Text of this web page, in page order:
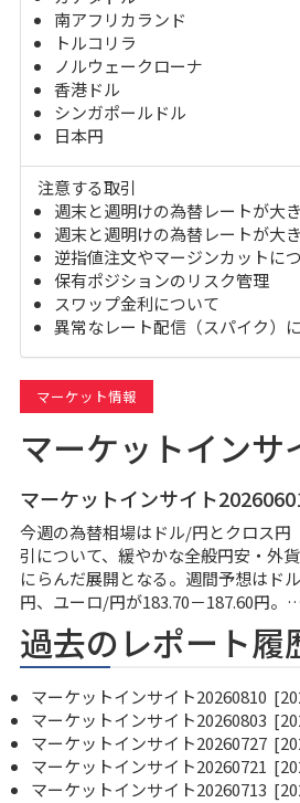
南アフリカランド
トルコリラ
ノルウェークローナ
香港ドル
シンガポールドル
日本円
注意する取引
週末と週明けの為替レートが大
週末と週明けの為替レートが大
逆指値注文やマージンカットに
保有ポジションのリスク管理
スワップ金利について
異常なレート配信（スパイク）
マーケット情報
マーケットインサ
マーケットインサイト
今週の為替相場はドル/円とクロス円
引について、緩やかな全般円安・外
にらんだ展開となる。週間予想はド
円、ユーロ/円が183.70－187.60円。…
過去のレポート履
マーケットインサイト20260810
マーケットインサイト20260803
マーケットインサイト20260727
マーケットインサイト20260721
マーケットインサイト20260713